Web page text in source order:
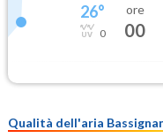
26°
0
ore
00
Qualità dell'aria